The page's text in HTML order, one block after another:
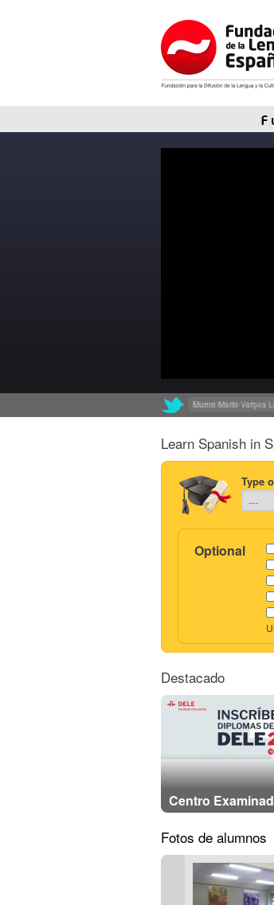
Muere Mario Vargas
Exclusión de «ch» y
Learn Spanish in
Type
Optional
Destacado
Centro
Fotos de alumnos